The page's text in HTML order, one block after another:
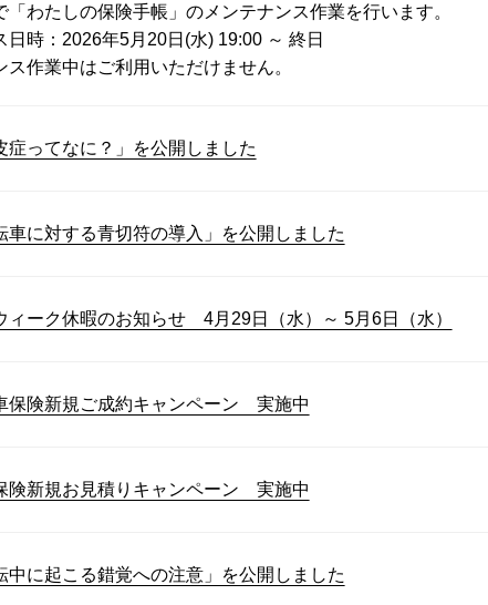
「わたしの保険手帳」のメンテナンス作業を行います。
日時：2026年5月20日(水) 19:00 ～ 終日
作業中はご利用いただけません。
症ってなに？」を公開しました
車に対する青切符の導入」を公開しました
ィーク休暇のお知らせ 4月29日（水）～ 5月6日（水）
保険新規ご成約キャンペーン 実施中
険新規お見積りキャンペーン 実施中
中に起こる錯覚への注意」を公開しました